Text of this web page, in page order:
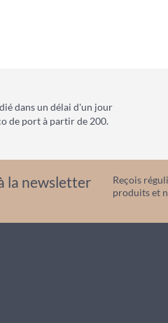
dans un délai d'un jour
de port à partir de 200.
la newsletter
Reçois
produits et